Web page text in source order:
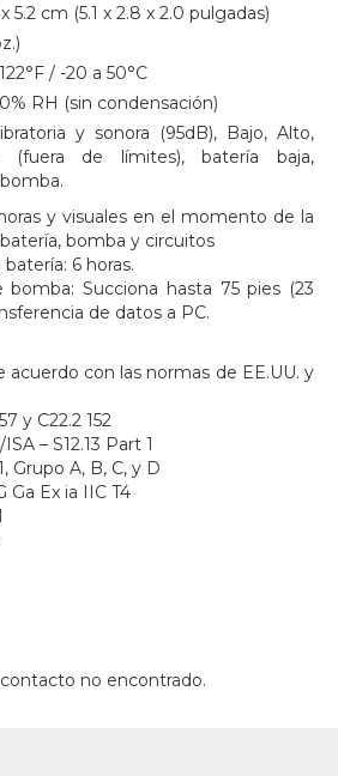
5.2 cm (5.1 x 2.8 x 2.0 pulgadas)
/ -20 a 50°C
RH (sin condensación)
y sonora (95dB), Bajo, Alto,
(fuera de límites), batería baja,
y visuales en el momento de la
bomba y circuitos
6 horas.
Succiona hasta 75 pies (23
de datos a PC.
acuerdo con las normas de EE.UU. y
y C22.2 152
– S12.13 Part 1
Grupo A, B, C, y D
Ga Ex ia IIC T4
no encontrado.